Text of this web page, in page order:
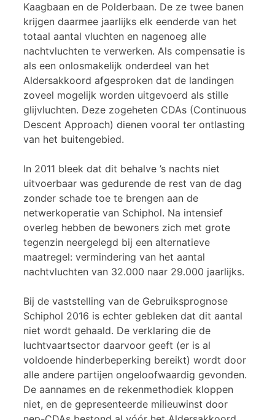
Kaagbaan en de Polderbaan. De ze twee banen
krijgen daarmee jaarlijks elk eenderde van het
totaal aantal vluchten en nagenoeg alle
nachtvluchten te verwerken. Als compensatie is
als een onlosmakelijk onderdeel van het
Aldersakkoord afgesproken dat de landingen
zoveel mogelijk worden uitgevoerd als stille
glijvluchten. Deze zogeheten CDAs (Continuous
Descent Approach) dienen vooral ter ontlasting
van het buitengebied.
In 2011 bleek dat dit behalve ’s nachts niet
uitvoerbaar was gedurende de rest van de dag
zonder schade toe te brengen aan de
netwerkoperatie van Schiphol. Na intensief
overleg hebben de bewoners zich met grote
tegenzin neergelegd bij een alternatieve
maatregel: vermindering van het aantal
nachtvluchten van 32.000 naar 29.000 jaarlijks.
Bij de vaststelling van de Gebruiksprognose
Schiphol 2016 is echter gebleken dat dit aantal
niet wordt gehaald. De verklaring die de
luchtvaartsector daarvoor geeft (er is al
voldoende hinderbeperking bereikt) wordt door
alle andere partijen ongeloofwaardig gevonden.
De aannames en de rekenmethodiek kloppen
niet, en de gepresenteerde milieuwinst door